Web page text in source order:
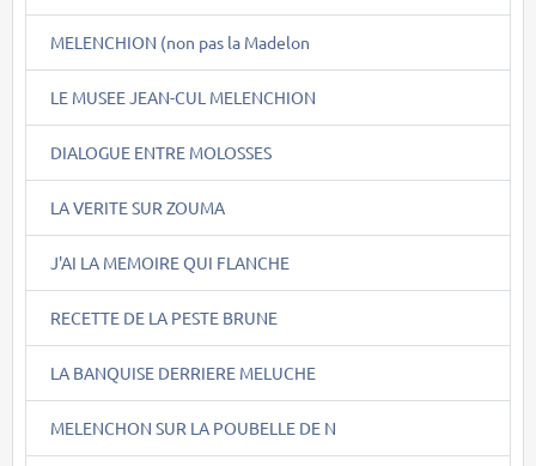
MELENCHION (non pas la Madelon
LE MUSEE JEAN-CUL MELENCHION
DIALOGUE ENTRE MOLOSSES
LA VERITE SUR ZOUMA
J'AI LA MEMOIRE QUI FLANCHE
RECETTE DE LA PESTE BRUNE
LA BANQUISE DERRIERE MELUCHE
MELENCHON SUR LA POUBELLE DE N